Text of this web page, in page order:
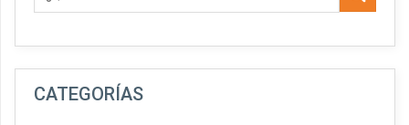
CATEGORÍAS